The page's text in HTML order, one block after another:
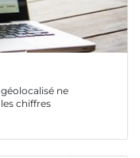
ne
chiffres